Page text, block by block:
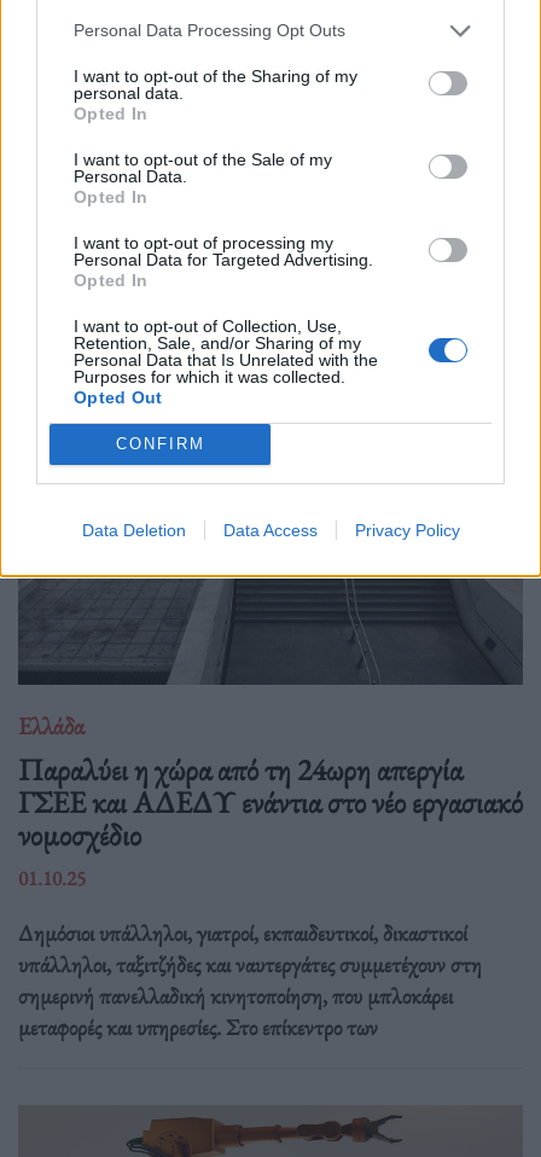
Personal Data Processing Opt Outs
I want to opt-out of the Sharing of my
personal data.
Opted In
I want to opt-out of the Sale of my
Personal Data.
Opted In
I want to opt-out of processing my
Personal Data for Targeted Advertising.
Opted In
I want to opt-out of Collection, Use,
Retention, Sale, and/or Sharing of my
Personal Data that Is Unrelated with the
Purposes for which it was collected.
Opted Out
CONFIRM
Data Deletion Data Access Privacy Policy
Ελλάδα
ρολόγια μία ώρα πίσω γιατί… έτσι συνηθίσαμε
Την Κυριακή 26 Οκτωβρίου, στις 04:00 τα ξημερώματα, θα
χρόνο: θα γυρίσουμε τα ρολόγια μας πίσω μία ώρα, για να
"εξοικονομήσουμε ενέργεια".
Ελλάδα
Παραλύει η χώρα από τη 24ωρη απεργία
ΓΣΕΕ και ΑΔΕΔΥ ενάντια στο νέο εργασιακό
νομοσχέδιο
01.10.25
Δημόσιοι υπάλληλοι, γιατροί, εκπαιδευτικοί, δικαστικοί
υπάλληλοι, ταξιτζήδες και ναυτεργάτες συμμετέχουν στη
σημερινή πανελλαδική κινητοποίηση, που μπλοκάρει
μεταφορές και υπηρεσίες. Στο επίκεντρο των